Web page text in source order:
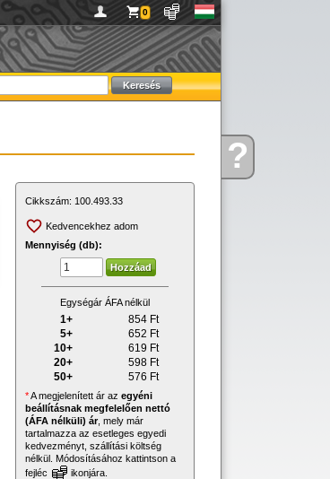
Kérdése?
0
Cikkszám: 100.493.33
Kedvencekhez adom
Mennyiség (db):
Egységár ÁFA nélkül
1+ 854 Ft
5+
652 Ft
10+
619 Ft
20+
598 Ft
50+
576 Ft
*A megjelenített ár az egyéni
beállításnak megfelelően nettó
(ÁFA nélküli) ár, mely már
tartalmazza az esetleges egyedi
kedvezményt, szállítási költség
nélkül. Módosításához kattintson a
fejléc
ikonjára.